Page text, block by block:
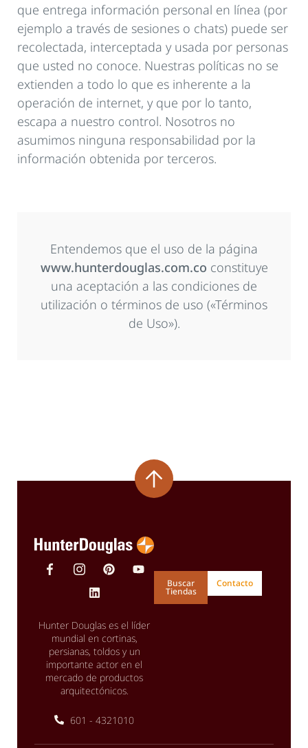
que entrega información personal en línea (por
ejemplo a través de sesiones o chats) puede ser
recolectada, interceptada y usada por personas
que usted no conoce. Nuestras políticas no se
extienden a todo lo que es inherente a la
operación de internet, y que por lo tanto,
escapa a nuestro control. Nosotros no
asumimos ninguna responsabilidad por la
información obtenida por terceros.
Entendemos que el uso de la página
www.hunterdouglas.com.co constituye
una aceptación a las condiciones de
utilización o términos de uso («Términos
de Uso»).
Hunter Douglas es el líder
mundial en cortinas,
persianas, toldos y un
importante actor en el
mercado de productos
arquitectónicos.
601 - 4321010
Buscar
Tiendas
Contacto